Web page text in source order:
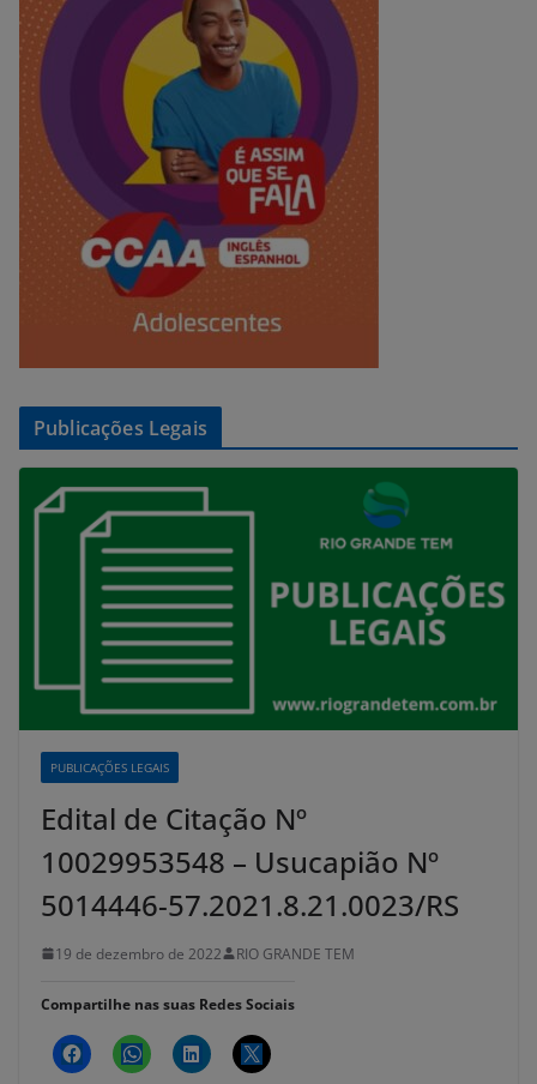
Publicações Legais
PUBLICAÇÕES LEGAIS
Edital de Citação Nº
10029953548 – Usucapião Nº
5014446-57.2021.8.21.0023/RS
19 de dezembro de 2022 RIO GRANDE TEM
Compartilhe nas suas Redes Sociais